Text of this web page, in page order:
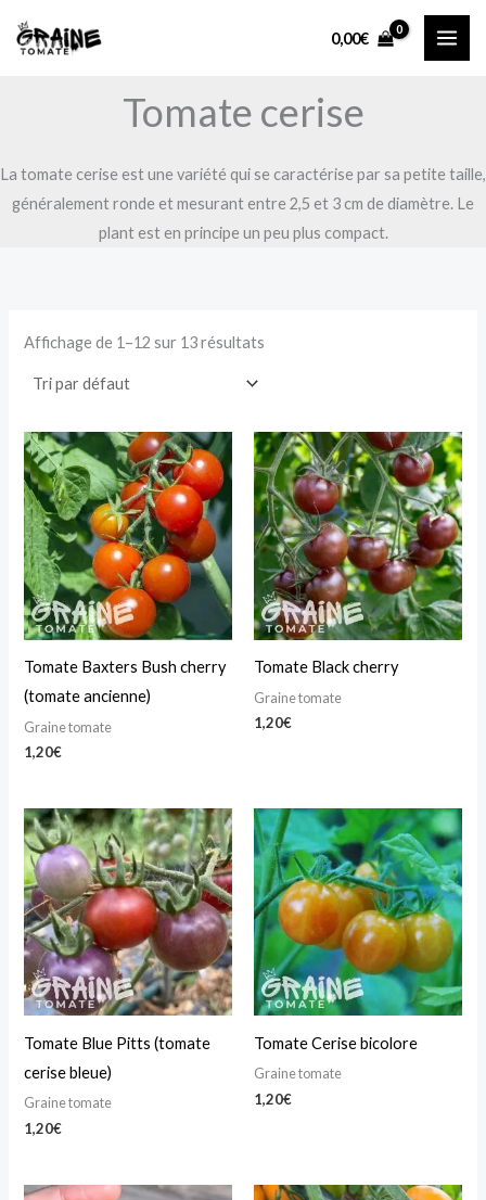
0,00€
Tomate cerise
La tomate cerise est une variété qui se caractérise par sa petite taille,
généralement ronde et mesurant entre 2,5 et 3 cm de diamètre. Le
plant est en principe un peu plus compact.
Affichage de 1–12 sur 13 résultats
Tomate Baxters Bush cherry
(tomate ancienne)
Graine tomate
1,20€
Tomate Black cherry
Graine tomate
1,20€
Tomate Blue Pitts (tomate
cerise bleue)
Graine tomate
1,20€
Tomate Cerise bicolore
Graine tomate
1,20€